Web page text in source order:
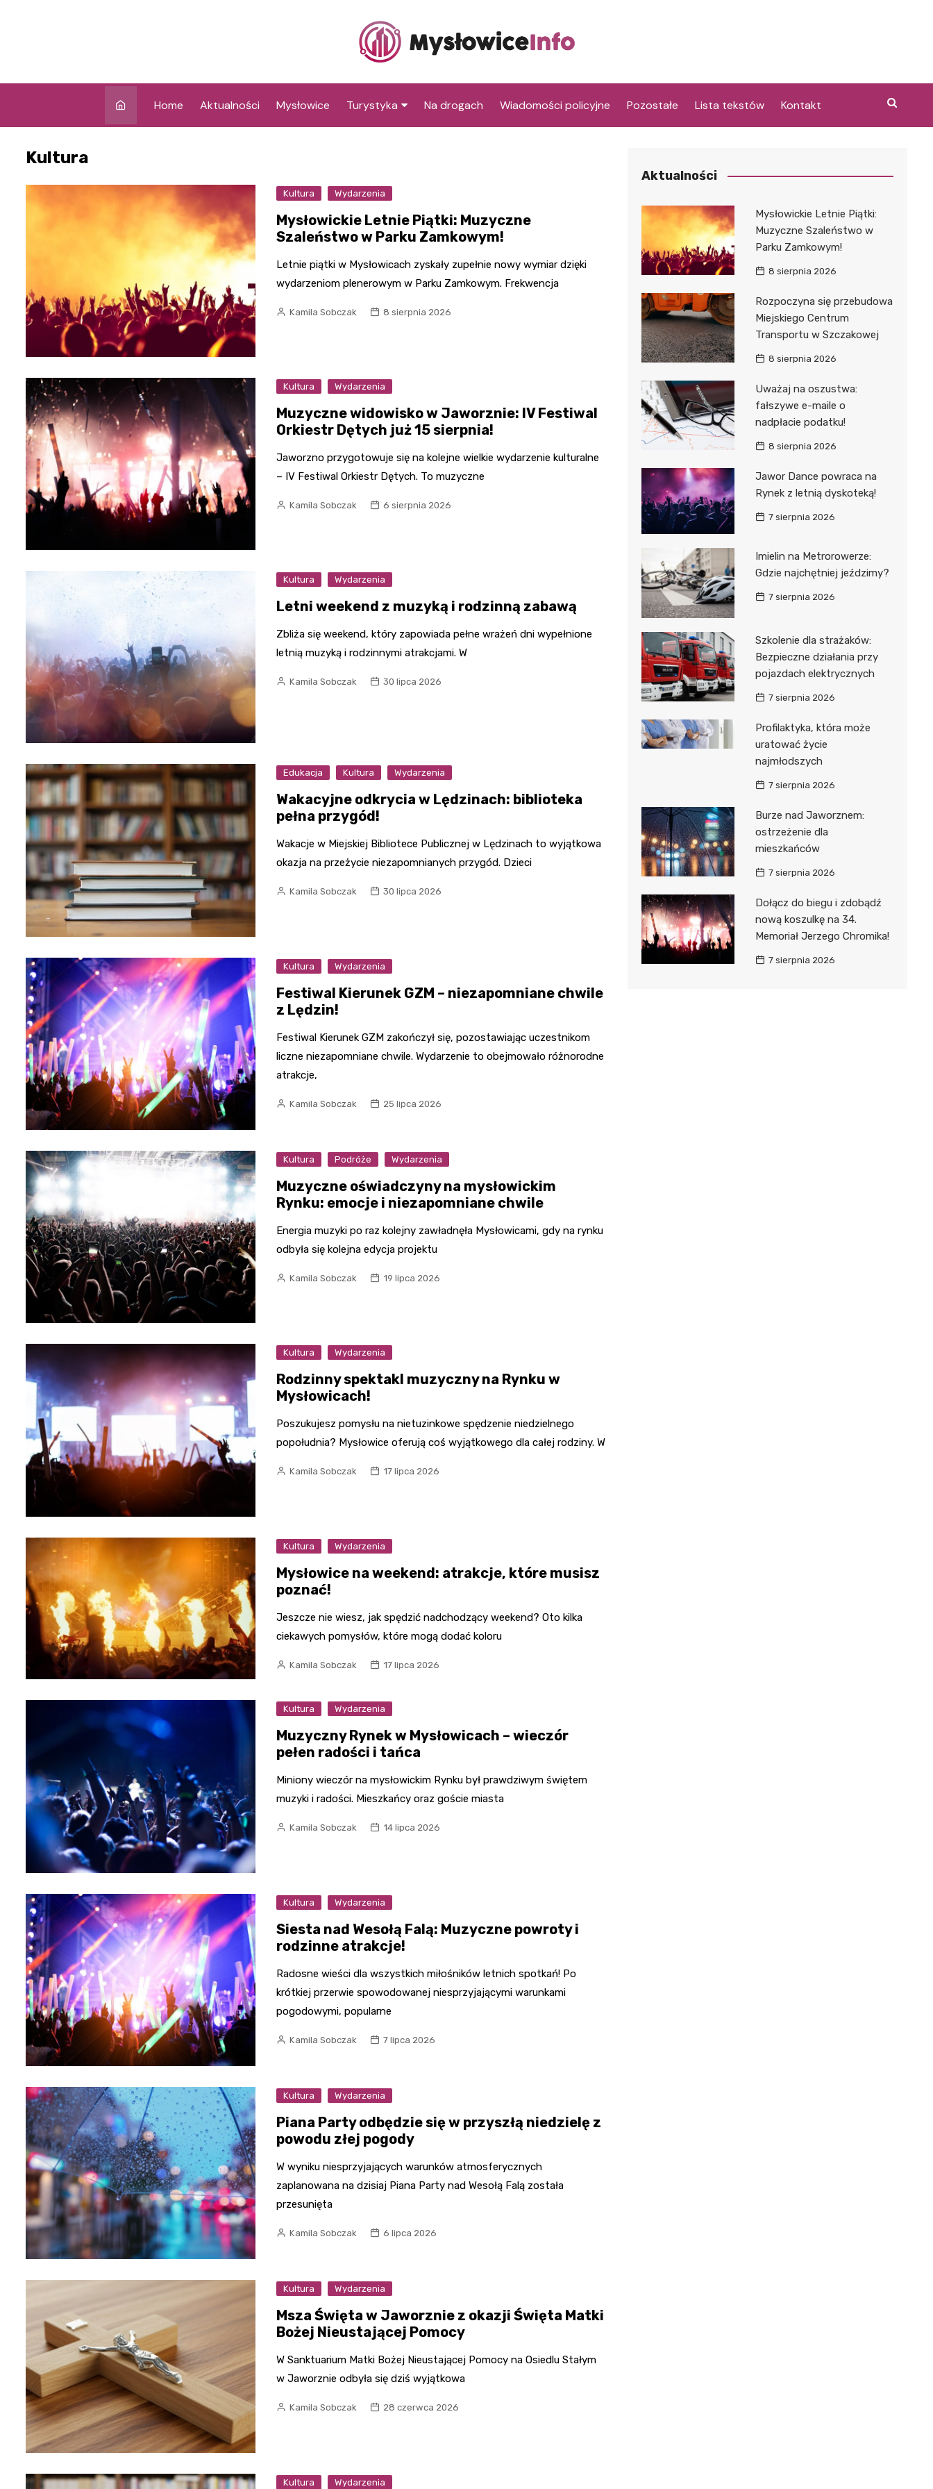
Home Aktualności Mysłowice Turystyka
Rynek w Mysłowicach
Kościół Mariacki
Ratusz miejski
Promenada nad Przemszą
Atrakcje dla dzieci w
Mysłowicach
Sala zabaw 4KIDS w
Zabytki Mysłowic
Kościół św. Krzyża
Kościół św. Jadwigi
Śląskiej
Na drogach Wiadomości policyjne Pozostałe Lista tekstów Kontakt
Kultura
Kultura Wydarzenia
Mysłowickie Letnie Piątki: Muzyczne
Szaleństwo w Parku Zamkowym!
Letnie piątki w Mysłowicach zyskały zupełnie nowy wymiar dzięki
wydarzeniom plenerowym w Parku Zamkowym. Frekwencja
Kamila Sobczak 8 sierpnia 2026
Kultura Wydarzenia
Muzyczne widowisko w Jaworznie: IV Festiwal
Orkiestr Dętych już 15 sierpnia!
Jaworzno przygotowuje się na kolejne wielkie wydarzenie kulturalne
– IV Festiwal Orkiestr Dętych. To muzyczne
Kamila Sobczak 6 sierpnia 2026
Kultura Wydarzenia
Letni weekend z muzyką i rodzinną zabawą
Zbliża się weekend, który zapowiada pełne wrażeń dni wypełnione
letnią muzyką i rodzinnymi atrakcjami. W
Kamila Sobczak 30 lipca 2026
Edukacja Kultura Wydarzenia
Wakacyjne odkrycia w Lędzinach: biblioteka
pełna przygód!
Wakacje w Miejskiej Bibliotece Publicznej w Lędzinach to wyjątkowa
okazja na przeżycie niezapomnianych przygód. Dzieci
Kamila Sobczak 30 lipca 2026
Kultura Wydarzenia
Festiwal Kierunek GZM – niezapomniane chwile
z Lędzin!
Festiwal Kierunek GZM zakończył się, pozostawiając uczestnikom
liczne niezapomniane chwile. Wydarzenie to obejmowało różnorodne
atrakcje,
Kamila Sobczak 25 lipca 2026
Kultura Podróże Wydarzenia
Muzyczne oświadczyny na mysłowickim
Rynku: emocje i niezapomniane chwile
Energia muzyki po raz kolejny zawładnęła Mysłowicami, gdy na rynku
odbyła się kolejna edycja projektu
Kamila Sobczak 19 lipca 2026
Kultura Wydarzenia
Rodzinny spektakl muzyczny na Rynku w
Mysłowicach!
Poszukujesz pomysłu na nietuzinkowe spędzenie niedzielnego
popołudnia? Mysłowice oferują coś wyjątkowego dla całej rodziny. W
Kamila Sobczak 17 lipca 2026
Kultura Wydarzenia
Mysłowice na weekend: atrakcje, które musisz
poznać!
Jeszcze nie wiesz, jak spędzić nadchodzący weekend? Oto kilka
ciekawych pomysłów, które mogą dodać koloru
Kamila Sobczak 17 lipca 2026
Kultura Wydarzenia
Muzyczny Rynek w Mysłowicach – wieczór
pełen radości i tańca
Miniony wieczór na mysłowickim Rynku był prawdziwym świętem
muzyki i radości. Mieszkańcy oraz goście miasta
Kamila Sobczak 14 lipca 2026
Kultura Wydarzenia
Siesta nad Wesołą Falą: Muzyczne powroty i
rodzinne atrakcje!
Radosne wieści dla wszystkich miłośników letnich spotkań! Po
krótkiej przerwie spowodowanej niesprzyjającymi warunkami
pogodowymi, popularne
Kamila Sobczak 7 lipca 2026
Kultura Wydarzenia
Piana Party odbędzie się w przyszłą niedzielę z
powodu złej pogody
W wyniku niesprzyjających warunków atmosferycznych
zaplanowana na dzisiaj Piana Party nad Wesołą Falą została
przesunięta
Kamila Sobczak 6 lipca 2026
Kultura Wydarzenia
Msza Święta w Jaworznie z okazji Święta Matki
Bożej Nieustającej Pomocy
W Sanktuarium Matki Bożej Nieustającej Pomocy na Osiedlu Stałym
w Jaworznie odbyła się dziś wyjątkowa
Kamila Sobczak 28 czerwca 2026
Kultura Wydarzenia
Aktualności
Mysłowickie Letnie Piątki:
Muzyczne Szaleństwo w
Parku Zamkowym!
8 sierpnia 2026
Rozpoczyna się przebudowa
Miejskiego Centrum
Transportu w Szczakowej
8 sierpnia 2026
Uważaj na oszustwa:
fałszywe e-maile o
nadpłacie podatku!
8 sierpnia 2026
Jawor Dance powraca na
Rynek z letnią dyskoteką!
7 sierpnia 2026
Imielin na Metrorowerze:
Gdzie najchętniej jeździmy?
7 sierpnia 2026
Szkolenie dla strażaków:
Bezpieczne działania przy
pojazdach elektrycznych
7 sierpnia 2026
Profilaktyka, która może
uratować życie
najmłodszych
7 sierpnia 2026
Burze nad Jaworznem:
ostrzeżenie dla
mieszkańców
7 sierpnia 2026
Dołącz do biegu i zdobądź
nową koszulkę na 34.
Memoriał Jerzego Chromika!
7 sierpnia 2026